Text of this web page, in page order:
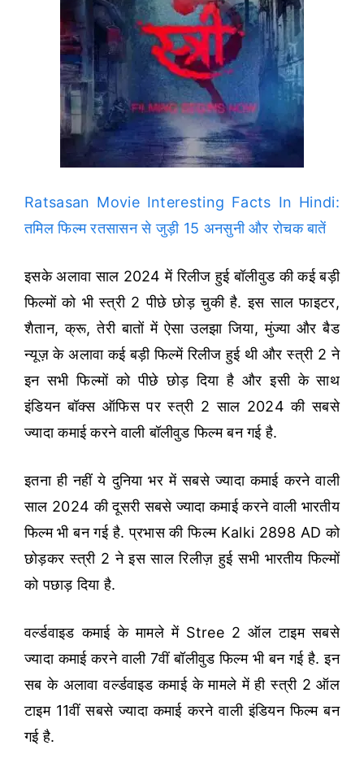
Ratsasan Movie Interesting Facts In Hindi:
तमिल फिल्म रतसासन से जुड़ी 15 अनसुनी और रोचक बातें
इसके अलावा साल 2024 में रिलीज हुई बॉलीवुड की कई बड़ी
फिल्मों को भी स्त्री 2 पीछे छोड़ चुकी है. इस साल फाइटर,
शैतान, क्रू, तेरी बातों में ऐसा उलझा जिया, मुंज्या और बैड
न्यूज़ के अलावा कई बड़ी फिल्में रिलीज हुई थी और स्त्री 2 ने
इन सभी फिल्मों को पीछे छोड़ दिया है और इसी के साथ
इंडियन बॉक्स ऑफिस पर स्त्री 2 साल 2024 की सबसे
ज्यादा कमाई करने वाली बॉलीवुड फिल्म बन गई है.
इतना ही नहीं ये दुनिया भर में सबसे ज्यादा कमाई करने वाली
साल 2024 की दूसरी सबसे ज्यादा कमाई करने वाली भारतीय
फिल्म भी बन गई है. प्रभास की फिल्म Kalki 2898 AD को
छोड़कर स्त्री 2 ने इस साल रिलीज़ हुई सभी भारतीय फिल्मों
को पछाड़ दिया है.
वर्ल्डवाइड कमाई के मामले में Stree 2 ऑल टाइम सबसे
ज्यादा कमाई करने वाली 7वीं बॉलीवुड फिल्म भी बन गई है. इन
सब के अलावा वर्ल्डवाइड कमाई के मामले में ही स्त्री 2 ऑल
टाइम 11वीं सबसे ज्यादा कमाई करने वाली इंडियन फिल्म बन
गई है.